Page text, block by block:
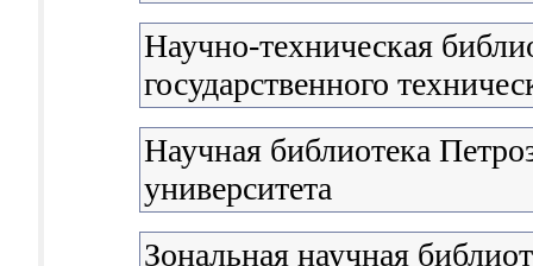
Научно-техническая
государственного
Научная библиотека
университета
Зональная научная